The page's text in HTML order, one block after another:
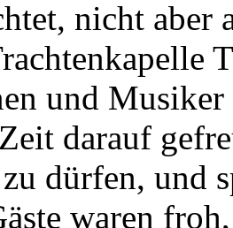
nicht aber
und Musiker
darauf
dürfen, und
waren